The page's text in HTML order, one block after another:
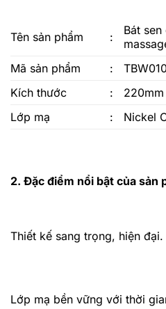
Tên sản phẩm :
Bát
Mã sản phẩm
:
Kích thước
:
220mm
Lớp mạ
: Nickel
2. Đặc điểm nổi bật của sản
Thiết kế sang trọng, hiện đại.
Lớp mạ bền vững với thời